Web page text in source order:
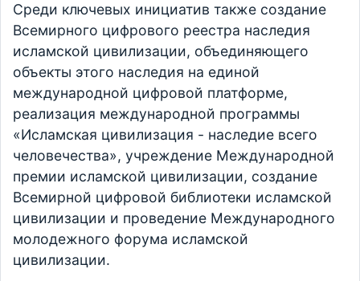
Среди ключевых инициатив также создание
Всемирного цифрового реестра наследия
исламской цивилизации, объединяющего
объекты этого наследия на единой
международной цифровой платформе,
реализация международной программы
«Исламская цивилизация - наследие всего
человечества», учреждение Международной
премии исламской цивилизации, создание
Всемирной цифровой библиотеки исламской
цивилизации и проведение Международного
молодежного форума исламской
цивилизации.